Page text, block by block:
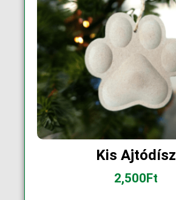
Kis Ajtódísz
2,500Ft